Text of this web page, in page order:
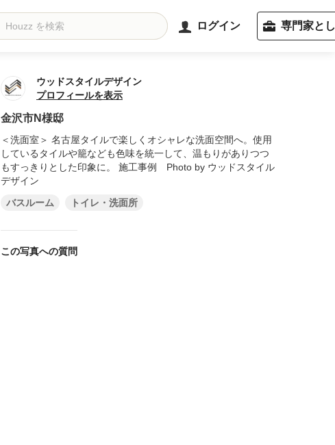
ログイン 専門家と
ウッドスタイルデザイン
プロフィールを表示
金沢市N様邸
＜洗面室＞ 名古屋タイルで楽しくオシャレな洗面空間へ。使用
しているタイルや籠なども色味を統一して、温もりがありつつ
もすっきりとした印象に。 施工事例 Photo by ウッドスタイル
デザイン
バスルーム
トイレ・洗面所
この写真への質問